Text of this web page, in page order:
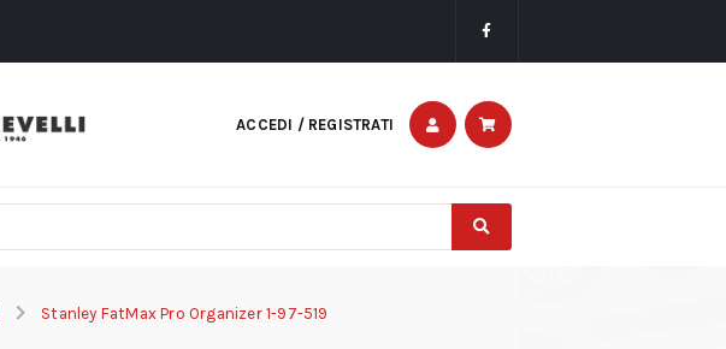
ACCEDI / REGISTRATI
Stanley FatMax Pro Organizer 1-97-519